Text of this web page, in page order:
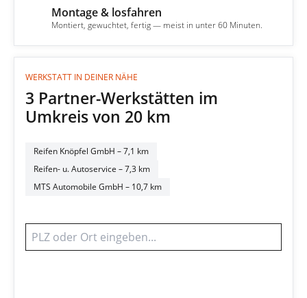
Montage & losfahren
Montiert, gewuchtet, fertig — meist in unter 60 Minuten.
WERKSTATT IN DEINER NÄHE
3 Partner-Werkstätten im
Umkreis von 20 km
Reifen Knöpfel GmbH – 7,1 km
Reifen- u. Autoservice – 7,3 km
MTS Automobile GmbH – 10,7 km